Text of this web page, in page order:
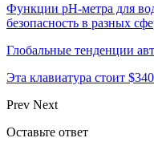
Функции pH-метра для
безопасность в разных
Глобальные тенденции
Эта клавиатура стоит
Prev Next
Оставьте ответ